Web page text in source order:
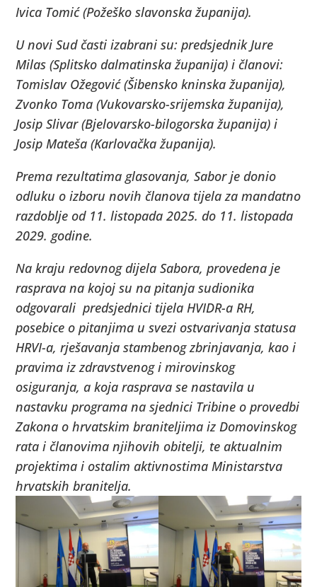
Ivica Tomić (Požeško slavonska županija).
U novi Sud časti izabrani su: predsjednik Jure
Milas (Splitsko dalmatinska županija) i članovi:
Tomislav Ožegović (Šibensko kninska županija),
Zvonko Toma (Vukovarsko-srijemska županija),
Josip Slivar (Bjelovarsko-bilogorska županija) i
Josip Mateša (Karlovačka županija).
Prema rezultatima glasovanja, Sabor je donio
odluku o izboru novih članova tijela za mandatno
razdoblje od 11. listopada 2025. do 11. listopada
2029. godine.
Na kraju redovnog dijela Sabora, provedena je
rasprava na kojoj su na pitanja sudionika
odgovarali predsjednici tijela HVIDR-a RH,
posebice o pitanjima u svezi ostvarivanja statusa
HRVI-a, rješavanja stambenog zbrinjavanja, kao i
pravima iz zdravstvenog i mirovinskog
osiguranja, a koja rasprava se nastavila u
nastavku programa na sjednici Tribine o provedbi
Zakona o hrvatskim braniteljima iz Domovinskog
rata i članovima njihovih obitelji, te aktualnim
projektima i ostalim aktivnostima Ministarstva
hrvatskih branitelja.